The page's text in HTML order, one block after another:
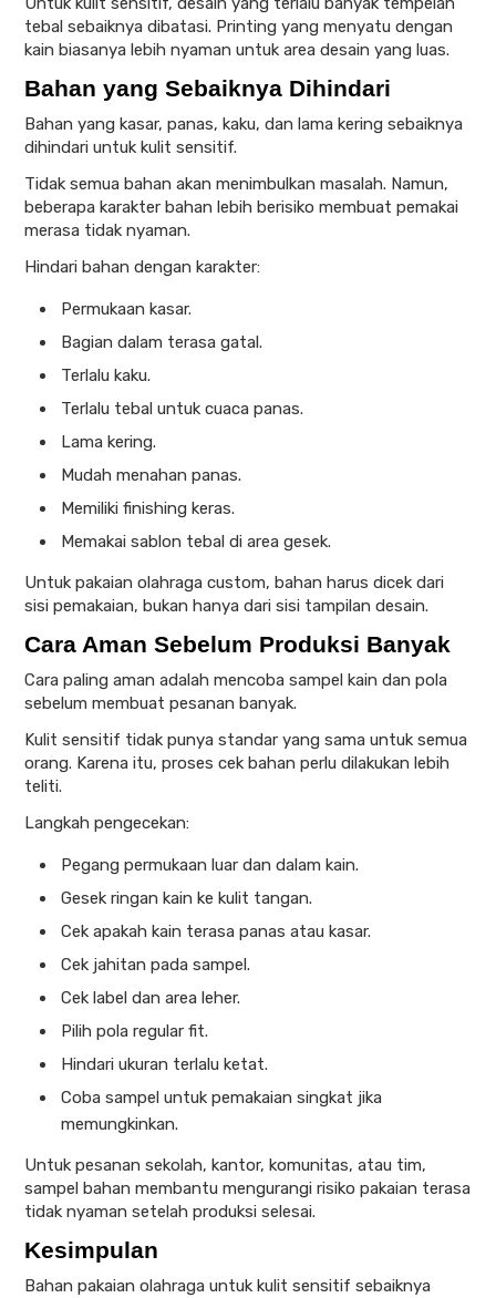
tebal sebaiknya dibatasi. Printing yang menyatu dengan
kain biasanya lebih nyaman untuk area desain yang luas.
Bahan yang Sebaiknya Dihindari
Bahan yang kasar, panas, kaku, dan lama kering sebaiknya
dihindari untuk kulit sensitif.
Tidak semua bahan akan menimbulkan masalah. Namun,
beberapa karakter bahan lebih berisiko membuat pemakai
merasa tidak nyaman.
Hindari bahan dengan karakter:
Permukaan kasar.
Bagian dalam terasa gatal.
Terlalu kaku.
Terlalu tebal untuk cuaca panas.
Lama kering.
Mudah menahan panas.
Memiliki finishing keras.
Memakai sablon tebal di area gesek.
Untuk pakaian olahraga custom, bahan harus dicek dari
sisi pemakaian, bukan hanya dari sisi tampilan desain.
Cara Aman Sebelum Produksi Banyak
Cara paling aman adalah mencoba sampel kain dan pola
sebelum membuat pesanan banyak.
Kulit sensitif tidak punya standar yang sama untuk semua
orang. Karena itu, proses cek bahan perlu dilakukan lebih
teliti.
Langkah pengecekan:
Pegang permukaan luar dan dalam kain.
Gesek ringan kain ke kulit tangan.
Cek apakah kain terasa panas atau kasar.
Cek jahitan pada sampel.
Cek label dan area leher.
Pilih pola regular fit.
Hindari ukuran terlalu ketat.
Coba sampel untuk pemakaian singkat jika
memungkinkan.
Untuk pesanan sekolah, kantor, komunitas, atau tim,
sampel bahan membantu mengurangi risiko pakaian terasa
tidak nyaman setelah produksi selesai.
Kesimpulan
Bahan pakaian olahraga untuk kulit sensitif sebaiknya